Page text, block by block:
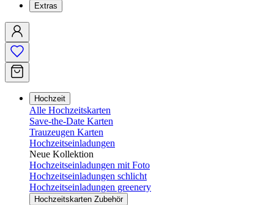
Extras
Hochzeit
Alle Hochzeitskarten
Save-the-Date Karten
Trauzeugen Karten
Hochzeitseinladungen
Neue Kollektion
Hochzeitseinladungen mit Foto
Hochzeitseinladungen schlicht
Hochzeitseinladungen greenery
Hochzeitskarten Zubehör